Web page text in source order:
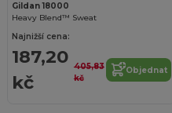
Gildan 18000
Heavy Blend™ Sweat
Najnižší cena:
187,20
kč
405,83
kč
Objednat